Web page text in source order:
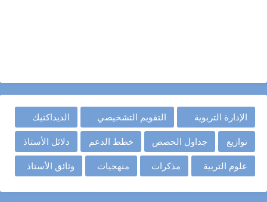
الإدارة التربوية التقويم التشخيصي الديداكتيك
توازيع جداول الحصص خطط الدعم دلائل الأستاذ
علوم التربية مذكرات منهجيات وثائق الأستاذ